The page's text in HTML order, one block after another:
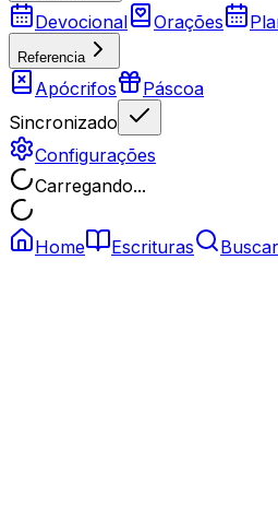
Devocional Orações
Referencia
Apócrifos
Páscoa
Sincronizado
Configurações
Carregando...
Home Escrituras Buscar